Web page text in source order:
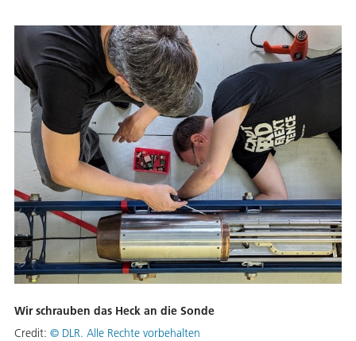
Wir schrauben das Heck an die Sonde
Credit: © DLR. Alle Rechte vorbehalten